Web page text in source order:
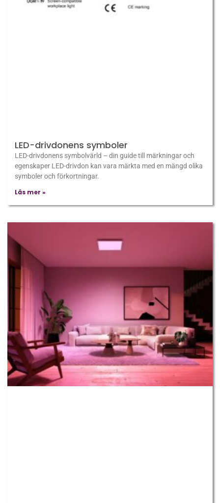
LED-drivdonens symboler
LED-drivdonens symbolvärld – din guide till märkningar och
egenskaper LED-drivdon kan vara märkta med en mängd olika
symboler och förkortningar.
Läs mer »